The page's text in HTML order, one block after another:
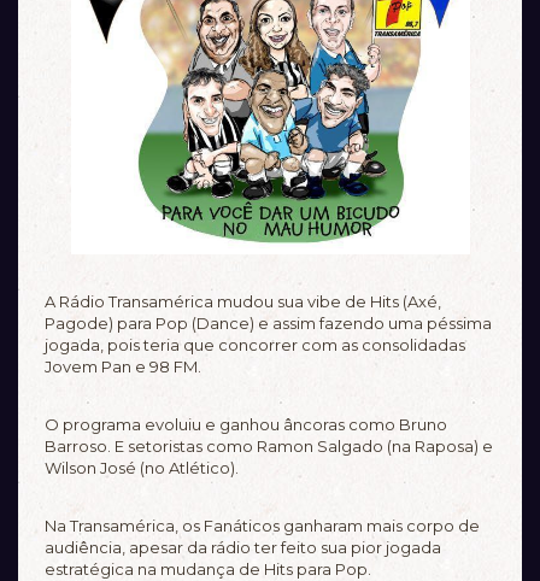
A Rádio Transamérica mudou sua vibe de Hits (Axé,
Pagode) para Pop (Dance) e assim fazendo uma péssima
jogada, pois teria que concorrer com as consolidadas
Jovem Pan e 98 FM.
O programa evoluiu e ganhou âncoras como Bruno
Barroso. E setoristas como Ramon Salgado (na Raposa) e
Wilson José (no Atlético).
Na Transamérica, os Fanáticos ganharam mais corpo de
audiência, apesar da rádio ter feito sua pior jogada
estratégica na mudança de Hits para Pop.